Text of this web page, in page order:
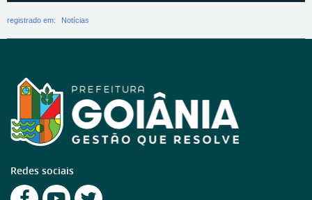
registrado em: Notícias
Redes sociais